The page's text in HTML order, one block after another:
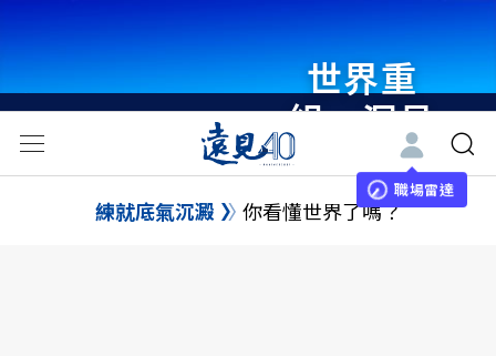
世界重
組・洞見
未來 與
世界領袖
職場雷達
練就底氣沉澱 你看懂世界了嗎？